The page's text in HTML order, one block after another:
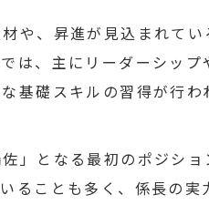
や、昇進が見込まれてい
は、主にリーダーシップ
基礎スキルの習得が行わ
」となる最初のポジショ
ることも多く、係長の実